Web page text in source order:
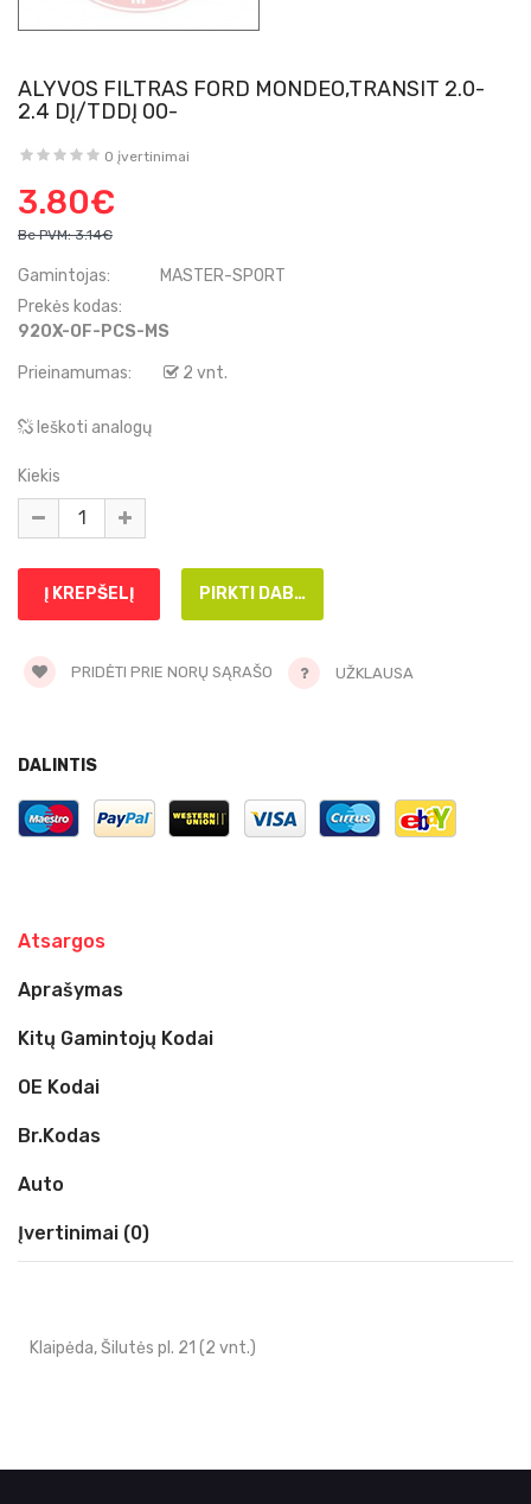
ALYVOS FILTRAS FORD MONDEO,TRANSIT 2.0-
2.4 DĮ/TDDĮ 00-
0 įvertinimai
3.80€
Be PVM: 3.14€
Gamintojas:
MASTER-SPORT
Prekės kodas:
920X-OF-PCS-MS
Prieinamumas: 2 vnt.
Ieškoti analogų
Kiekis
PRIDĖTI PRIE NORŲ SĄRAŠO UŽKLAUSA
DALINTIS
Atsargos
Aprašymas
Kitų Gamintojų Kodai
OE Kodai
Br.kodas
Auto
Įvertinimai (0)
Klaipėda, Šilutės pl. 21 (2 vnt.)